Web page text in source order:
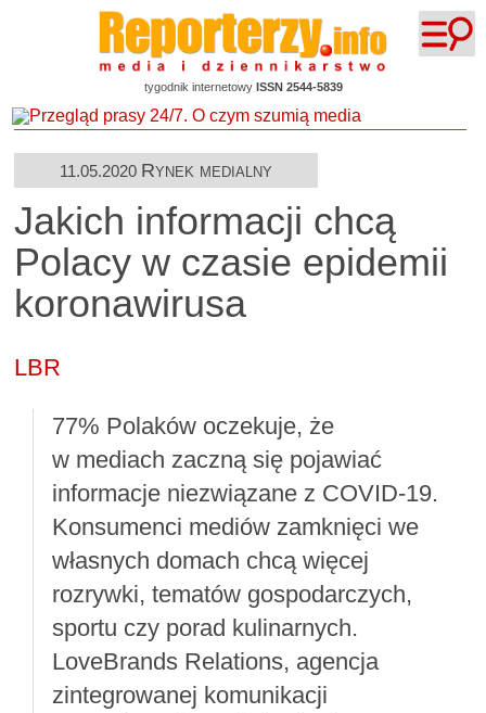
tygodnik internetowy ISSN 2544-5839
11.05.2020 Rynek medialny
Jakich informacji chcą
Polacy w czasie epidemii
koronawirusa
LBR
77% Polaków oczekuje, że
w mediach zaczną się pojawiać
informacje niezwiązane z COVID-19.
Konsumenci mediów zamknięci we
własnych domach chcą więcej
rozrywki, tematów gospodarczych,
sportu czy porad kulinarnych.
LoveBrands Relations, agencja
zintegrowanej komunikacji